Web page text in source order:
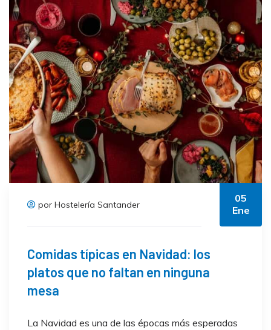
por Hostelería Santander
05
Ene
Comidas típicas en Navidad: los
platos que no faltan en ninguna
mesa
La Navidad es una de las épocas más esperadas